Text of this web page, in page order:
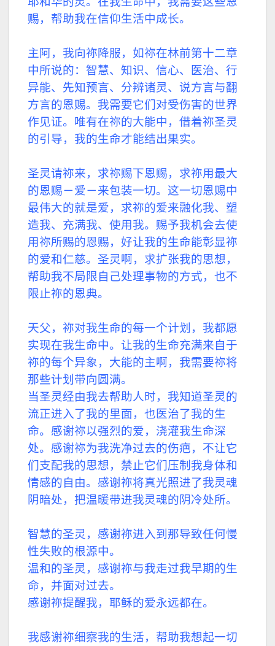
赐，帮助我在信仰生活中成长。
主阿，我向祢降服，如祢在林前第十二章
中所说的：智慧、知识、信心、医治、行
异能、先知预言、分辨诸灵、说方言与翻
方言的恩赐。我需要它们对受伤害的世界
作见证。唯有在祢的大能中，借着祢圣灵
的引导，我的生命才能结出果实。
圣灵请祢来，求祢赐下恩赐，求祢用最大
的恩赐－爱－来包装一切。这一切恩赐中
最伟大的就是爱，求祢的爱来融化我、塑
造我、充满我、使用我。赐予我机会去使
用祢所赐的恩赐，好让我的生命能彰显祢
的爱和仁慈。圣灵啊，求扩张我的思想，
帮助我不局限自己处理事物的方式，也不
限止祢的恩典。
天父，祢对我生命的每一个计划，我都愿
实现在我生命中。让我的生命充满来自于
祢的每个异象，大能的主啊，我需要祢将
那些计划带向圆满。
当圣灵经由我去帮助人时，我知道圣灵的
流正进入了我的里面，也医治了我的生
命。感谢祢以强烈的爱，浇灌我生命深
处。感谢祢为我洗净过去的伤疤，不让它
们支配我的思想，禁止它们压制我身体和
情感的自由。感谢祢将真光照进了我灵魂
阴暗处，把温暖带进我灵魂的阴冷处所。
智慧的圣灵，感谢祢进入到那导致任何慢
性失败的根源中。
温和的圣灵，感谢祢与我走过我早期的生
命，并面对过去。
感谢祢提醒我，耶稣的爱永远都在。
我感谢祢细察我的生活，帮助我想起一切